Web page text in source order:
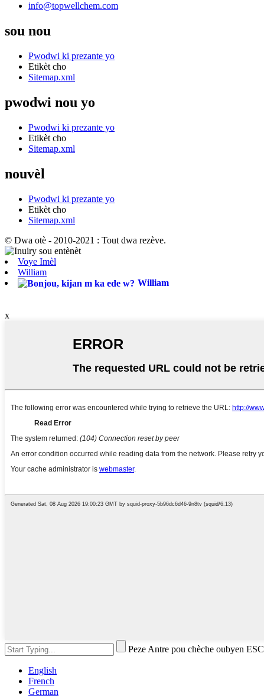
info@topwellchem.com
sou nou
Pwodwi ki prezante yo
Etikèt cho
Sitemap.xml
pwodwi nou yo
Pwodwi ki prezante yo
Etikèt cho
Sitemap.xml
nouvèl
Pwodwi ki prezante yo
Etikèt cho
Sitemap.xml
© Dwa otè - 2010-2021 : Tout dwa rezève.
Voye Imèl
William
William
x
Peze Antre pou chèche oubyen
English
French
German